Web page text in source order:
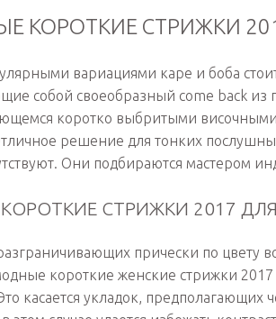
КОРОТКИЕ СТРИЖКИ
вариациями каре и боба
собой своеобразный come back
коротко выбритыми
решение для тонких
Они подбираются мастером
СТРИЖКИ 2017
прически по цвету
короткие женские стрижки 2017
касается укладок, предполагающих